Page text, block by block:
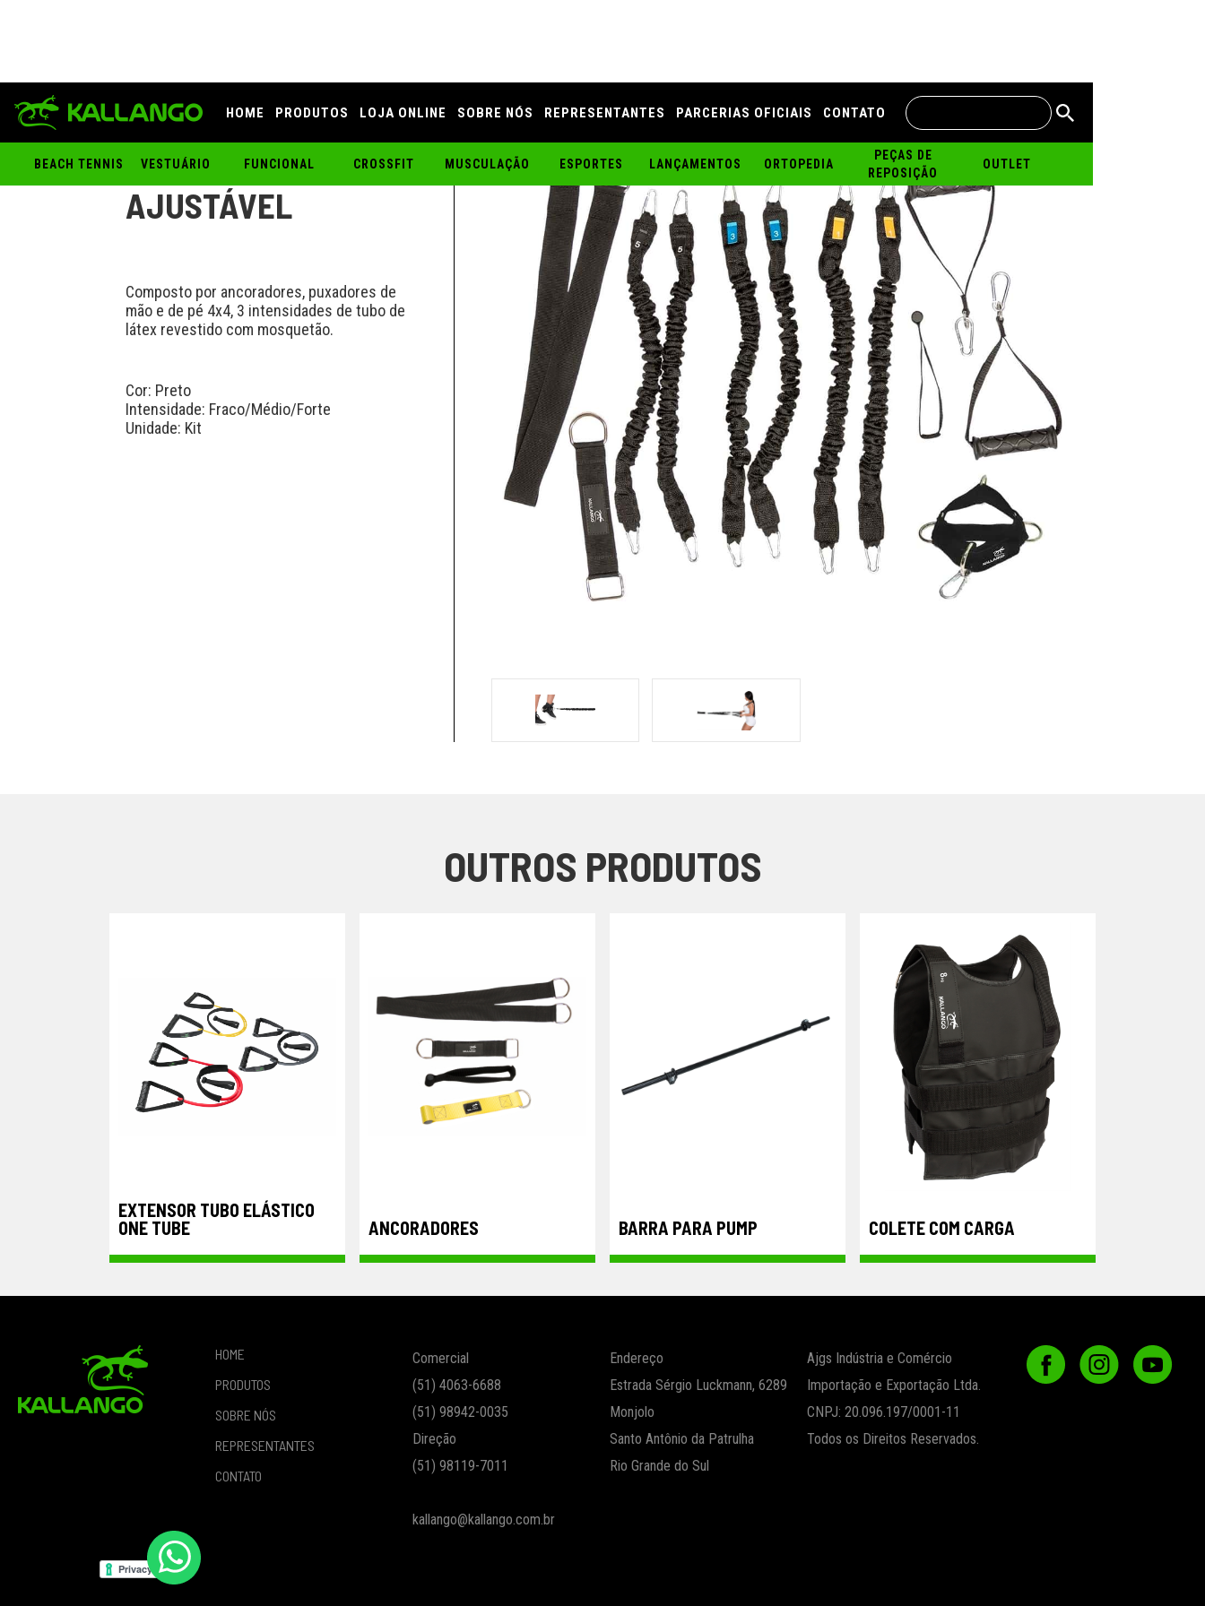
HOME PRODUTOS LOJA ONLINE SOBRE NÓS REPRESENTANTES PARCERIAS OFICIAIS CONTATO
BEACH TENNIS VESTUÁRIO FUNCIONAL CROSSFIT MUSCULAÇÃO ESPORTES LANÇAMENTOS ORTOPEDIA
PEÇAS DE
REPOSIÇÃO
OUTLET
Composto por ancoradores, puxadores de
mão e de pé 4x4, 3 intensidades de tubo de
látex revestido com mosquetão.
Cor: Preto
Intensidade: Fraco/Médio/Forte
Unidade: Kit
KIT EXTENSORES
AJUSTÁVEL
OUTROS PRODUTOS
EXTENSOR TUBO ELÁSTICO
ONE TUBE
ANCORADORES BARRA PARA PUMP COLETE COM CARGA
HOME
PRODUTOS
SOBRE NÓS
REPRESENTANTES
CONTATO
Comercial
(51) 4063-6688
(51) 98942-0035
Direção
(51) 98119-7011
kallango@kallango.com.br
Endereço
Estrada Sérgio Luckmann, 6289
Monjolo
Santo Antônio da Patrulha
Rio Grande do Sul
Ajgs Indústria e Comércio
Importação e Exportação Ltda.
CNPJ: 20.096.197/0001-11
Todos os Direitos Reservados.